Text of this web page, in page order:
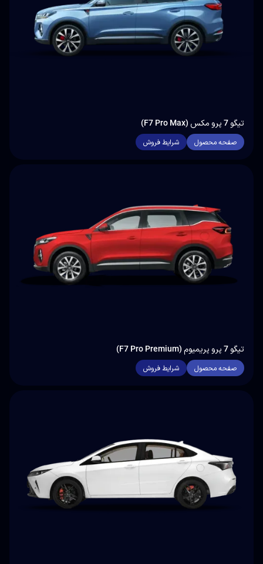
تیگو 7 پرو مکس (F7 Pro Max)
صفحه محصول شرایط فروش
تیگو 7 پرو پریمیوم (F7 Pro Premium)
صفحه محصول شرایط فروش